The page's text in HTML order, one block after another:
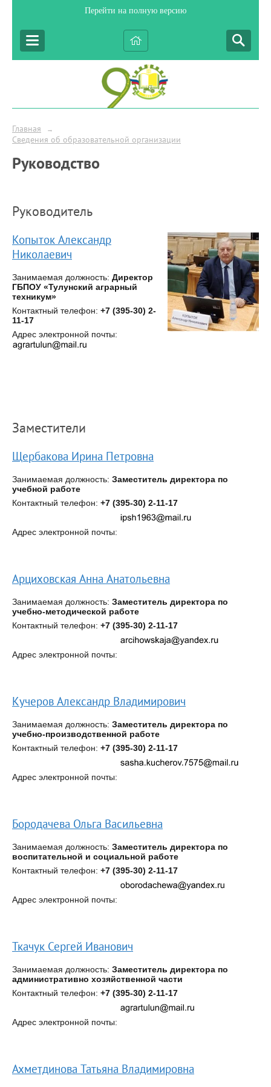
Перейти на полную версию
Главная →
Сведения об образовательной организации
Руководство
Руководитель
Копыток Александр
Николаевич
Занимаемая должность: Директор
ГБПОУ «Тулунский аграрный
техникум»
Контактный телефон: +7 (395-30) 2-
11-17
Адрес электронной почты:
Заместители
Щербакова Ирина Петровна
Занимаемая должность: Заместитель директора по
учебной работе
Контактный телефон: +7 (395-30) 2-11-17
Адрес электронной почты:
Арциховская Анна Анатольевна
Занимаемая должность: Заместитель директора по
учебно-методической работе
Контактный телефон: +7 (395-30) 2-11-17
Адрес электронной почты:
Кучеров Александр Владимирович
Занимаемая должность: Заместитель директора по
учебно-производственной работе
Контактный телефон: +7 (395-30) 2-11-17
Адрес электронной почты:
Бородачева Ольга Васильевна
Занимаемая должность: Заместитель директора по
воспитательной и социальной работе
Контактный телефон: +7 (395-30) 2-11-17
Адрес электронной почты:
Ткачук Сергей Иванович
Занимаемая должность: Заместитель директора по
административно хозяйственной части
Контактный телефон: +7 (395-30) 2-11-17
Адрес электронной почты:
Ахметдинова Татьяна Владимировна